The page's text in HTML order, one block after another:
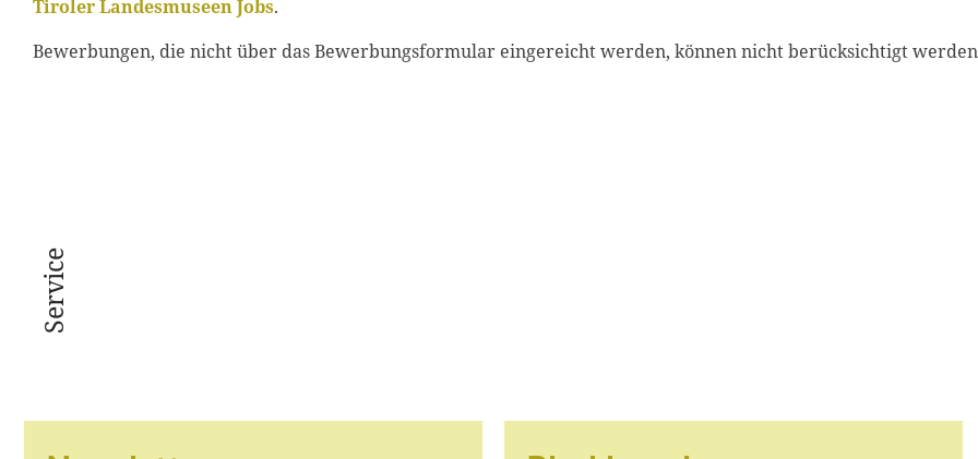
Tiroler Landesmuseen Jobs.
Bewerbungen, die nicht über das Bewerbungsformular eingereicht werden, können nicht berücksichtigt
Service